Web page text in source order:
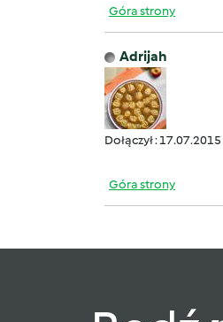
Góra strony
Adrijah
Dołączył : 17.07.2015
Góra strony